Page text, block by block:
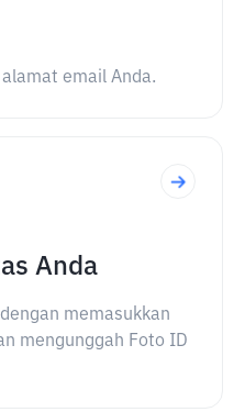
email Anda.
Anda
memasukkan
mengunggah Foto ID